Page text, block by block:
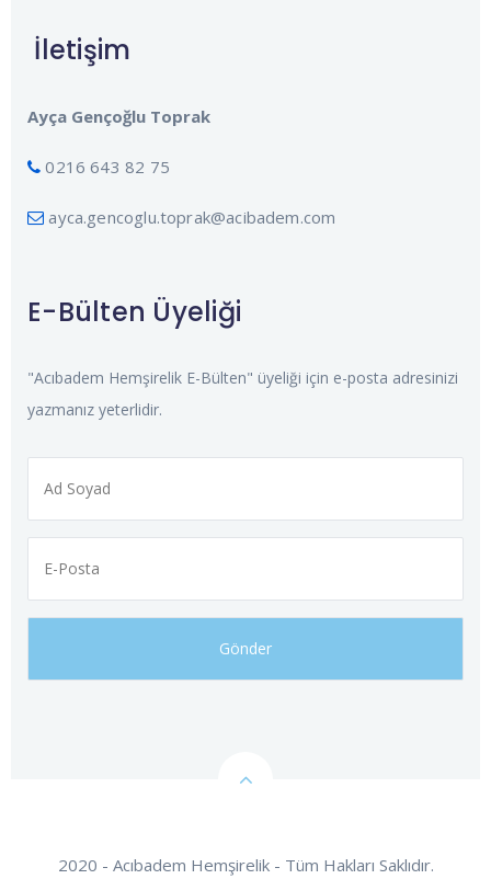
İletişim
Ayça Gençoğlu Toprak
0216 643 82 75
ayca.gencoglu.toprak@acibadem.com
E-Bülten Üyeliği
"Acıbadem Hemşirelik E-Bülten" üyeliği için e-posta adresinizi
yazmanız yeterlidir.
2020 - Acıbadem Hemşirelik - Tüm Hakları Saklıdır.